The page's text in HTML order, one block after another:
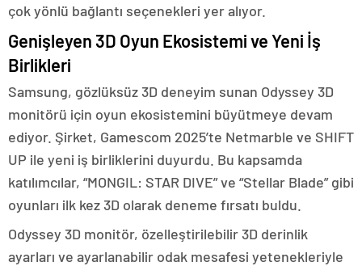
çok yönlü bağlantı seçenekleri yer alıyor.
Genişleyen 3D Oyun Ekosistemi ve Yeni İş
Birlikleri
Samsung, gözlüksüz 3D deneyim sunan Odyssey 3D
monitörü için oyun ekosistemini büyütmeye devam
ediyor. Şirket, Gamescom 2025’te Netmarble ve SHIFT
UP ile yeni iş birliklerini duyurdu. Bu kapsamda
katılımcılar, “MONGIL: STAR DIVE” ve “Stellar Blade” gibi
oyunları ilk kez 3D olarak deneme fırsatı buldu.
Odyssey 3D monitör, özelleştirilebilir 3D derinlik
ayarları ve ayarlanabilir odak mesafesi yetenekleriyle